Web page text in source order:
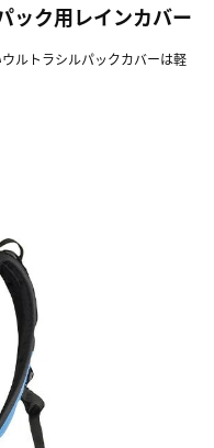
ック用レインカバー
ルトラシルパックカバーは軽